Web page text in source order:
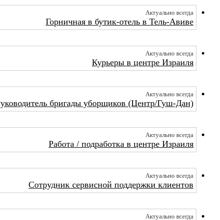
Актуально всегда
Горничная в бутик-отель в Тель-Авиве
Актуально всегда
Курьеры в центре Израиля
Актуально всегда
бригады уборщиков (Центр/Гуш-Дан)
Актуально всегда
Работа / подработка в центре Израиля
Актуально всегда
Сотрудник сервисной поддержки клиентов
Актуально всегда